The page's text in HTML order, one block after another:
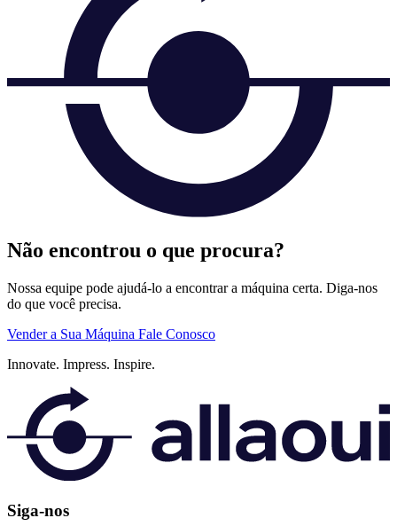
Não encontrou o que procura?
Nossa equipe pode ajudá-lo a encontrar a máquina certa. Diga-nos
do que você precisa.
Vender a Sua Máquina Fale Conosco
Innovate. Impress. Inspire.
Siga-nos